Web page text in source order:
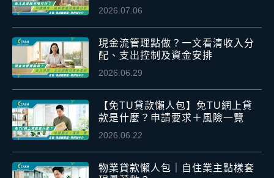
2026.07.06
現金流管理點做？一文看清收入分
配、支出控制及資金安排
2026.06.29
【免TU貸款懶人包】免TU網上貸
款是什麼？申請要求＋風險一覽
2026.06.22
物業貸款懶人包｜自住業主點樣套